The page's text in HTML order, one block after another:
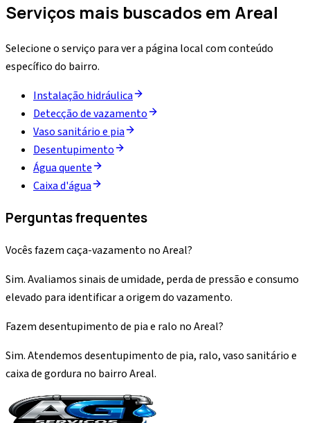
Serviços mais buscados em Areal
Selecione o serviço para ver a página local com conteúdo
específico do bairro.
Instalação hidráulica
Detecção de vazamento
Vaso sanitário e pia
Desentupimento
Água quente
Caixa d'água
Perguntas frequentes
Vocês fazem caça-vazamento no Areal?
Sim. Avaliamos sinais de umidade, perda de pressão e consumo
elevado para identificar a origem do vazamento.
Fazem desentupimento de pia e ralo no Areal?
Sim. Atendemos desentupimento de pia, ralo, vaso sanitário e
caixa de gordura no bairro Areal.